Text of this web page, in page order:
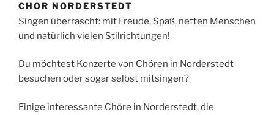
CHOR NORDERSTEDT
Singen überrascht: mit Freude, Spaß, netten Menschen
und natürlich vielen Stilrichtungen!
Du möchtest Konzerte von Chören in Norderstedt
besuchen oder sogar selbst mitsingen?
Einige interessante Chöre in Norderstedt, die